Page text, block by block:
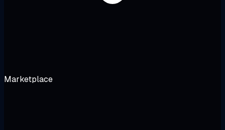
Marketplace